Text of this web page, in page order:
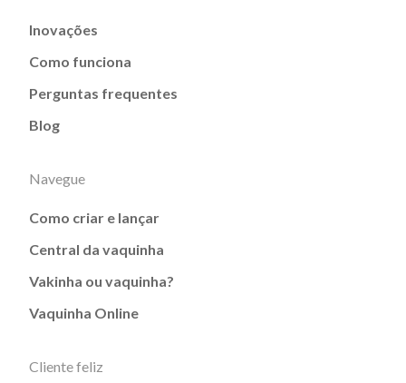
Inovações
Como funciona
Perguntas frequentes
Blog
Navegue
Como criar e lançar
Central da vaquinha
Vakinha ou vaquinha?
Vaquinha Online
Cliente feliz